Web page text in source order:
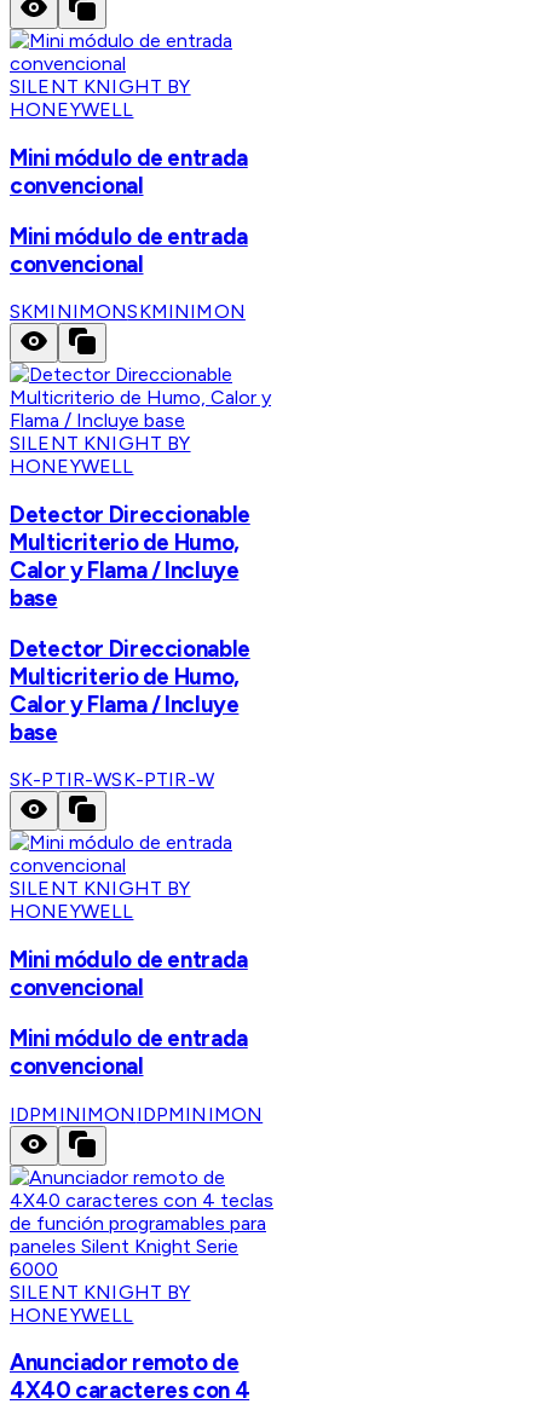
SILENT KNIGHT BY
HONEYWELL
Mini módulo de entrada
convencional
Mini módulo de entrada
convencional
SKMINIMONSKMINIMON
SILENT KNIGHT BY
HONEYWELL
Detector Direccionable
Multicriterio de Humo,
Calor y Flama / Incluye
base
Detector Direccionable
Multicriterio de Humo,
Calor y Flama / Incluye
base
SK-PTIR-WSK-PTIR-W
SILENT KNIGHT BY
HONEYWELL
Mini módulo de entrada
convencional
Mini módulo de entrada
convencional
IDPMINIMON IDPMINIMON
SILENT KNIGHT BY
HONEYWELL
Anunciador remoto de
4X40 caracteres con 4